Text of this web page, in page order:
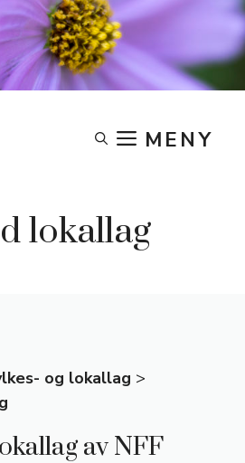
MENY
lokallag
og lokallag >
av NFF